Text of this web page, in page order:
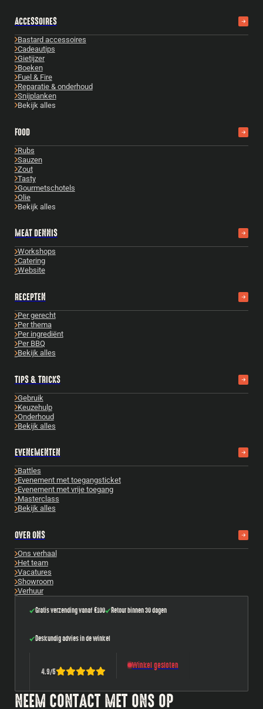
ACCESSOIRES
Bastard accessoires
Cadeautips
Gietijzer
Boeken
Fuel & Fire
Reparatie & onderhoud
Snijplanken
Bekijk alles
FOOD
Rubs
Sauzen
Zout
Tasty
Gourmetschotels
Olie
Bekijk alles
MEAT DENNIS
Workshops
Catering
Website
RECEPTEN
Per gerecht
Per thema
Per ingrediënt
Per BBQ
Bekijk alles
TIPS & TRICKS
Gebruik
Keuzehulp
Onderhoud
Bekijk alles
EVENEMENTEN
Battles
Evenement met toegangsticket
Evenement met vrije toegang
Masterclass
Bekijk alles
OVER ONS
Ons verhaal
Het team
Vacatures
Showroom
Verhuur
Gratis verzending vanaf €100 Retour binnen 30 dagen
Deskundig advies in de winkel
4.9/5
Winkel gesloten
NEEM CONTACT MET ONS OP